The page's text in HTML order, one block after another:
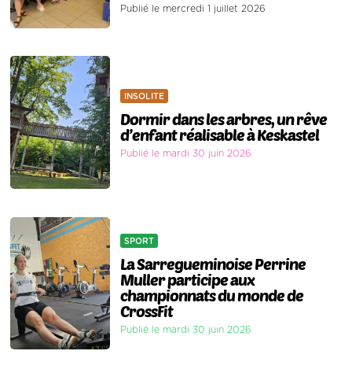
Publié le mercredi 1 juillet 2026
INSOLITE
Dormir dans les arbres, un rêve
d’enfant réalisable à Keskastel
Publié le mardi 30 juin 2026
SPORT
La Sarregueminoise Perrine
Muller participe aux
championnats du monde de
CrossFit
Publié le mardi 30 juin 2026